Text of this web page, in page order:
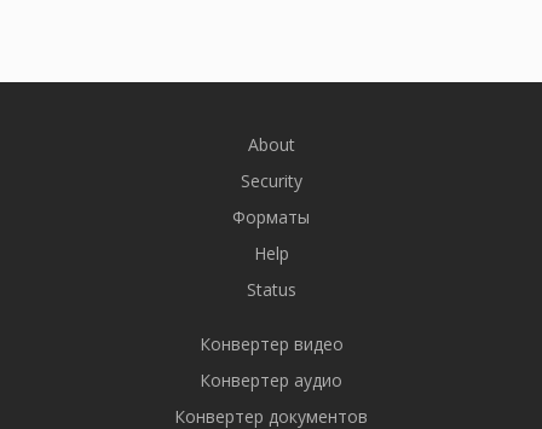
About
Security
Форматы
Help
Status
Конвертер видео
Конвертер аудио
Конвертер документов